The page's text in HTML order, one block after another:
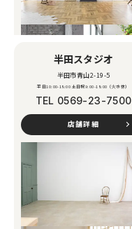
半田スタジオ
半田市青山2-19-5
平日10:00-18:00 土日祝9:00-18:00（火水休）
TEL 0569-23-7500
店舗詳細